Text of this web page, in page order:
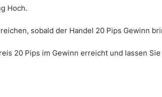
Hoch.
sobald der Handel 20 Pips Gewinn
20 Pips im Gewinn erreicht und lassen